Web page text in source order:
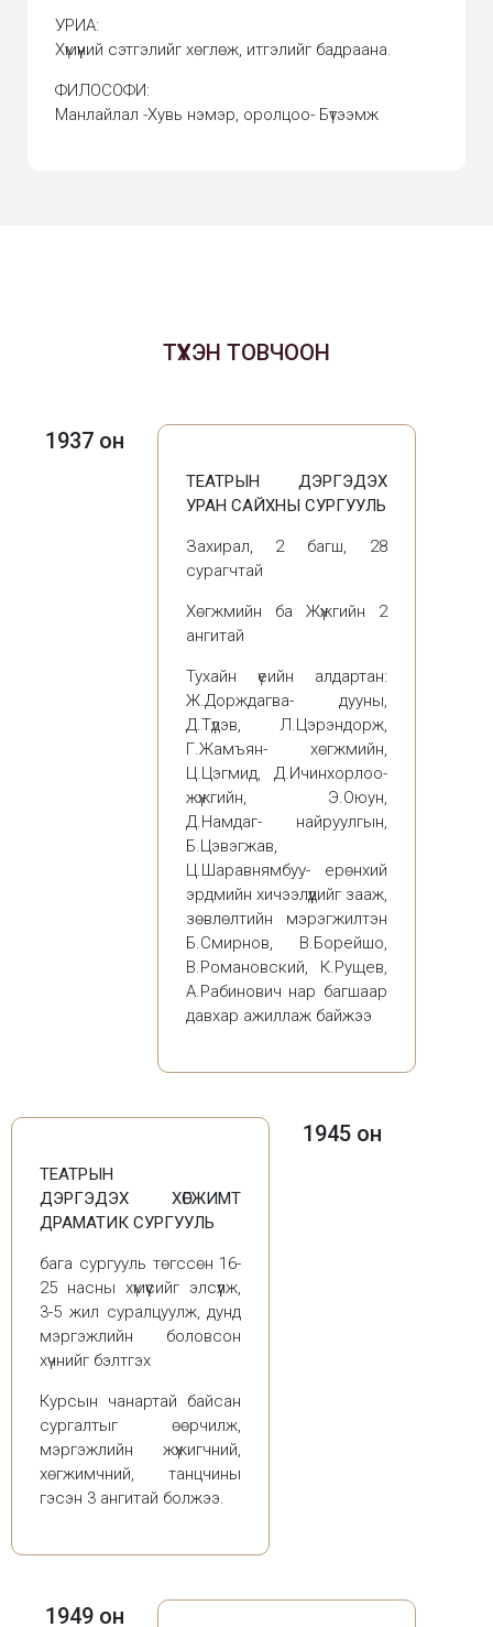
УРИА:
Хүмүүний сэтгэлийг хөглөж, итгэлийг бадраана.
ФИЛОСОФИ:
Манлайлал -Хувь нэмэр, оролцоо- Бүтээмж
ТҮҮХЭН ТОВЧООН
1937 он
ТЕАТРЫН ДЭРГЭДЭХ
УРАН САЙХНЫ СУРГУУЛЬ
Захирал, 2 багш, 28
сурагчтай
Хөгжмийн ба Жүжгийн 2
ангитай
Тухайн үеийн алдартан:
Ж.Дорждагва- дууны,
Д.Түдэв, Л.Цэрэндорж,
Г.Жамъян- хөгжмийн,
Ц.Цэгмид, Д.Ичинхорлоо-
жүжгийн, Э.Оюун,
Д.Намдаг- найруулгын,
Б.Цэвэгжав,
Ц.Шаравнямбуу- ерөнхий
эрдмийн хичээлүүдийг зааж,
зөвлөлтийн мэрэгжилтэн
Б.Смирнов, В.Борейшо,
В.Романовский, К.Рущев,
А.Рабинович нар багшаар
давхар ажиллаж байжээ
1945 он
ТЕАТРЫН
ДЭРГЭДЭХ ХӨГЖИМТ
ДРАМАТИК СУРГУУЛЬ
бага сургууль төгссөн 16-
25 насны хүмүүсийг элсүүлж,
3-5 жил суралцуулж, дунд
мэргэжлийн боловсон
хүчнийг бэлтгэх
Курсын чанартай байсан
сургалтыг өөрчилж,
мэргэжлийн жүжигчний,
хөгжимчний, танцчины
гэсэн 3 ангитай болжээ.
1949 он